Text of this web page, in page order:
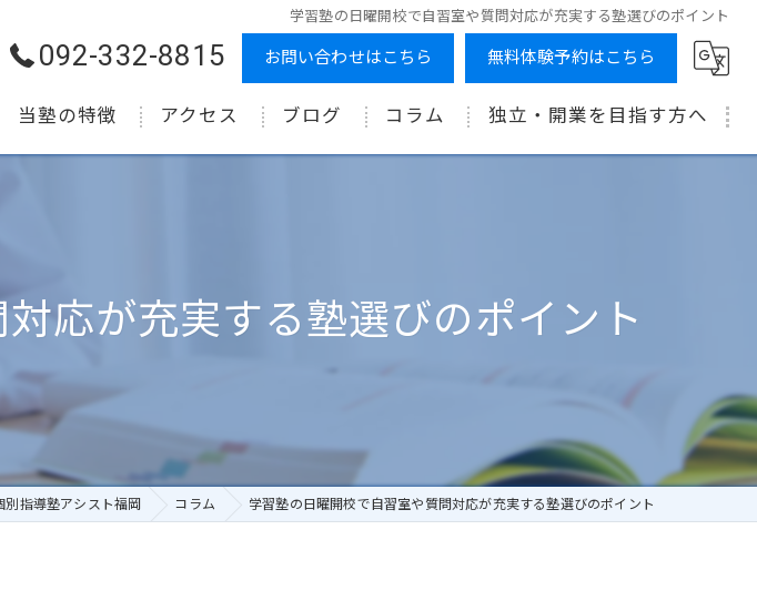
学習塾の日曜開校で自習室や質問対応が充実する塾選びのポイント
092-332-8815 お問い合わせはこちら 無料体験予約はこちら
当塾の特徴
高校生
個別
アクセス ブログ コラム 独立・開業を目指す方へ
応が充実する塾選びのポイント
指導塾アシスト福岡 コラム 学習塾の日曜開校で自習室や質問対応が充実する塾選びのポイント